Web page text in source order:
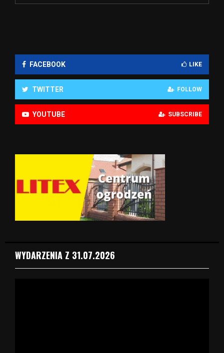
FACEBOOK LIKE
TWITTER FOLLOW
YOUTUBE SUBSCRIBE
WYDARZENIA Z 31.07.2026